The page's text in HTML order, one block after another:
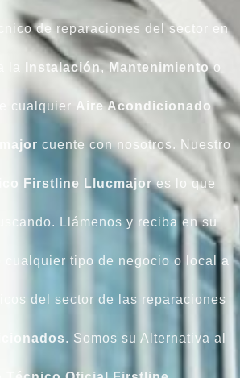
de reparaciones del sector en
la Instalación, Mantenimientoo
cualquier Aire Acondicionado
cuente con nosotros. Nuestro
Firstline Llucmajores lo que
Llámenos y reciba en su
cualquier tipo de negocio o local a
del sector de las reparaciones
. Somos su Alternativa al